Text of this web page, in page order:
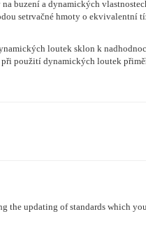
buzení a dynamických
setrvačné hmoty o ekvivalentní
loutek sklon k
použití dynamických loutek
the updating of standards which